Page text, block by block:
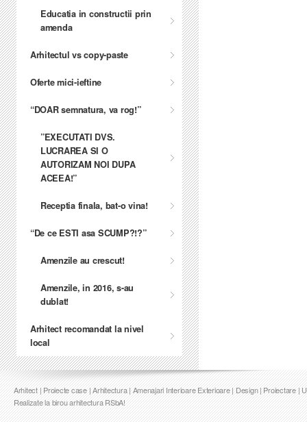
Educatia in constructii prin
amenda
Arhitectul vs copy-paste
Oferte mici-ieftine
“DOAR semnatura, va rog!”
”EXECUTATI DVS.
LUCRAREA SI O
AUTORIZAM NOI DUPA
ACEEA!”
Receptia finala, bat-o vina!
“De ce ESTI asa SCUMP?!?”
Amenzile au crescut!
Amenzile, in 2016, s-au
dublat!
Arhitect recomandat la nivel
local
Arhitect | Proiecte case | Arhitectura | Amenajari Interioare Exterioare | Design | Proiectare |
Realizate la birou arhitectura RSbA!